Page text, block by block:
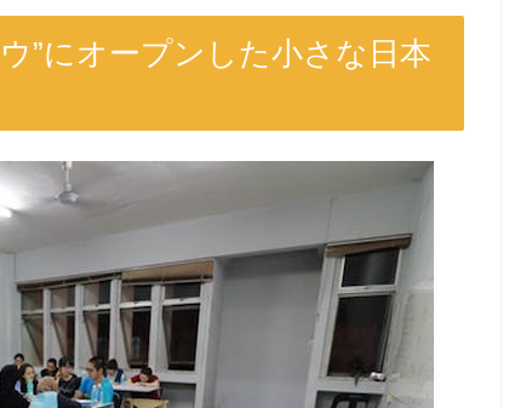
”にオープンした小さな日本